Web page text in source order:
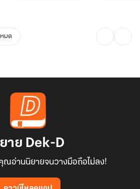
มด
าย Dek-D
ณอ่านนิยายจนวางมือถือไม่ลง!